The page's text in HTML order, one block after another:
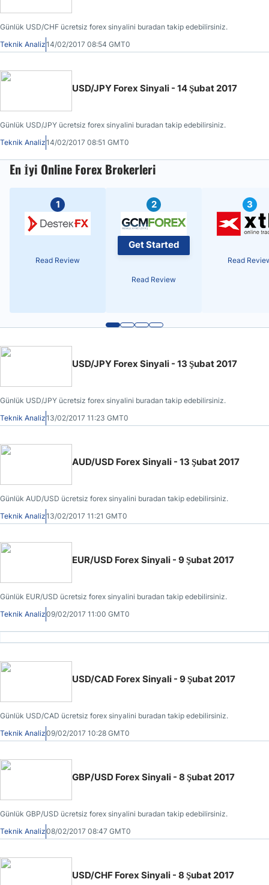
Günlük USD/CHF ücretsiz forex sinyalini buradan takip edebilirsiniz.
Teknik Analiz14/02/2017 08:54 GMT0
USD/JPY Forex Sinyali - 14 Şubat 2017
Günlük USD/JPY ücretsiz forex sinyalini buradan takip edebilirsiniz.
Teknik Analiz14/02/2017 08:51 GMT0
En İyi Online Forex Brokerleri
1
Read Review
2
Get Started
Read Review
3
Read
USD/JPY Forex Sinyali - 13 Şubat 2017
Günlük USD/JPY ücretsiz forex sinyalini buradan takip edebilirsiniz.
Teknik Analiz13/02/2017 11:23 GMT0
AUD/USD Forex Sinyali - 13 Şubat 2017
Günlük AUD/USD ücretsiz forex sinyalini buradan takip edebilirsiniz.
Teknik Analiz13/02/2017 11:21 GMT0
EUR/USD Forex Sinyali - 9 Şubat 2017
Günlük EUR/USD ücretsiz forex sinyalini buradan takip edebilirsiniz.
Teknik Analiz09/02/2017 11:00 GMT0
USD/CAD Forex Sinyali - 9 Şubat 2017
Günlük USD/CAD ücretsiz forex sinyalini buradan takip edebilirsiniz.
Teknik Analiz09/02/2017 10:28 GMT0
GBP/USD Forex Sinyali - 8 Şubat 2017
Günlük GBP/USD ücretsiz forex sinyalini buradan takip edebilirsiniz.
Teknik Analiz08/02/2017 08:47 GMT0
USD/CHF Forex Sinyali - 8 Şubat 2017